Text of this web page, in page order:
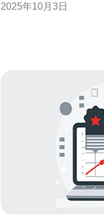
提供最佳、最便宜的举
2025年10月3日